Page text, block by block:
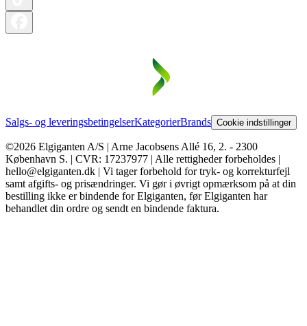
Salgs- og leveringsbetingelserKategorierBrands Cookie indstillinger
©2026 Elgiganten A/S | Arne Jacobsens Allé 16, 2. - 2300
København S. | CVR: 17237977 | Alle rettigheder forbeholdes |
hello@elgiganten.dk | Vi tager forbehold for tryk- og korrekturfejl
samt afgifts- og prisændringer. Vi gør i øvrigt opmærksom på at din
bestilling ikke er bindende for Elgiganten, før Elgiganten har
behandlet din ordre og sendt en bindende faktura.